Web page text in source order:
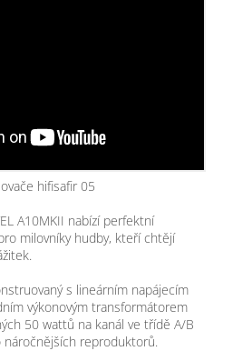
A10MKII nabízí perfektní
milovníky hudby, kteří chtějí
s lineárním napájecím
výkonovým transformátorem
50 wattů na kanál ve třídě A/B
reproduktorů.